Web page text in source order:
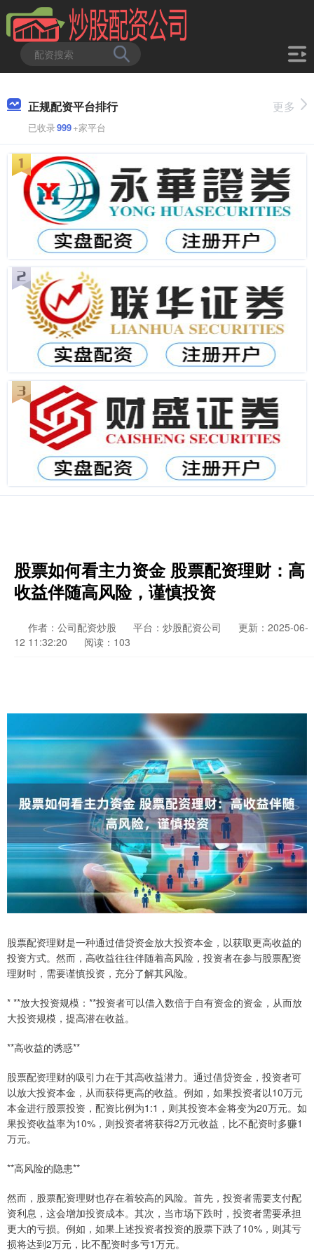
正规配资平台排行
已收录999+家平台
更多
股票如何看主力资金 股票配资理财：高
收益伴随高风险，谨慎投资
作者：公司配资炒股 平台：炒股配资公司
更新：2025-06-
12 11:32:20
阅读：103
股票配资理财是一种通过借贷资金放大投资本金，以获取更高收益的
投资方式。然而，高收益往往伴随着高风险，投资者在参与股票配资
理财时，需要谨慎投资，充分了解其风险。
* **放大投资规模：**投资者可以借入数倍于自有资金的资金，从而放
大投资规模，提高潜在收益。
**高收益的诱惑**
股票配资理财的吸引力在于其高收益潜力。通过借贷资金，投资者可
以放大投资本金，从而获得更高的收益。例如，如果投资者以10万元
本金进行股票投资，配资比例为1:1，则其投资本金将变为20万元。如
果投资收益率为10%，则投资者将获得2万元收益，比不配资时多赚1
万元。
**高风险的隐患**
然而，股票配资理财也存在着较高的风险。首先，投资者需要支付配
资利息，这会增加投资成本。其次，当市场下跌时，投资者需要承担
更大的亏损。例如，如果上述投资者投资的股票下跌了10%，则其亏
损将达到2万元，比不配资时多亏1万元。